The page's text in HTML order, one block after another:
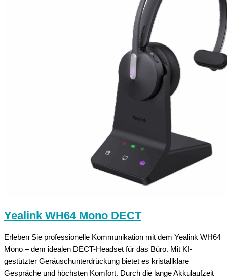
Yealink WH64 Mono DECT
Erleben Sie professionelle Kommunikation mit dem Yealink WH64
Mono – dem idealen DECT-Headset für das Büro. Mit KI-
gestützter Geräuschunterdrückung bietet es kristallklare
Gespräche und höchsten Komfort. Durch die lange Akkulaufzeit